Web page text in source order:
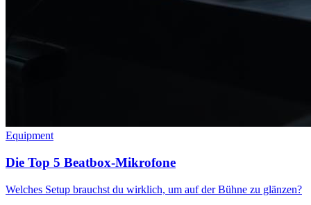
Equipment
Die Top 5 Beatbox-Mikrofone
Welches Setup brauchst du wirklich, um auf der Bühne zu glänzen?